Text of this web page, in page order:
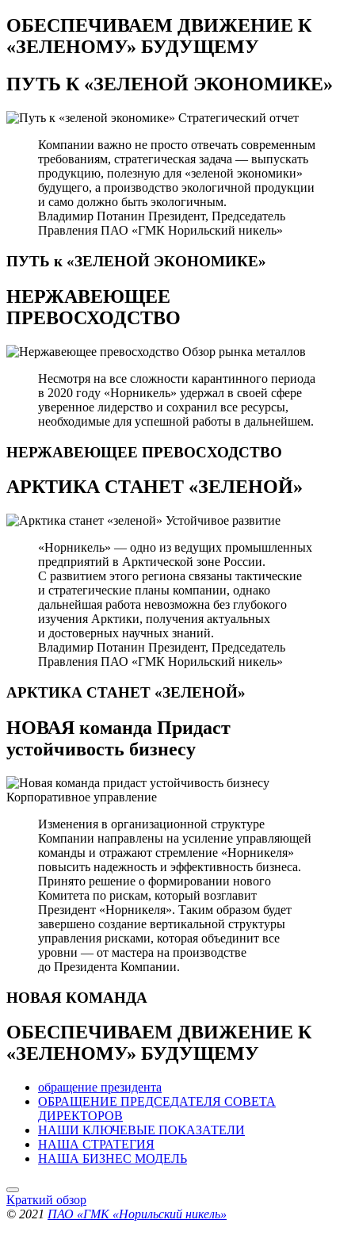
ОБЕСПЕЧИВАЕМ ДВИЖЕНИЕ К
«ЗЕЛЕНОМУ» БУДУЩЕМУ
ПУТЬ К«ЗЕЛЕНОЙ ЭКОНОМИКЕ»
Стратегический отчет
Компании важно не просто отвечать современным
требованиям, стратегическая задача — выпускать
продукцию, полезную для «зеленой экономики»
будущего, а производство экологичной продукции
и само должно быть экологичным.
Владимир Потанин Президент, Председатель
Правления ПАО «ГМК Норильский никель»
ПУТЬ к «ЗЕЛЕНОЙ ЭКОНОМИКЕ»
НЕРЖАВЕЮЩЕЕ
ПРЕВОСХОДСТВО
Обзор рынка металлов
Несмотря на все сложности карантинного периода
в 2020 году «Норникель» удержал в своей сфере
уверенное лидерство и сохранил все ресурсы,
необходимые для успешной работы в дальнейшем.
НЕРЖАВЕЮЩЕЕ ПРЕВОСХОДСТВО
АРКТИКА СТАНЕТ «ЗЕЛЕНОЙ»
Устойчивое развитие
«Норникель» — одно из ведущих промышленных
предприятий в Арктической зоне России.
С развитием этого региона связаны тактические
и стратегические планы компании, однако
дальнейшая работа невозможна без глубокого
изучения Арктики, получения актуальных
и достоверных научных знаний.
Владимир Потанин Президент, Председатель
Правления ПАО «ГМК Норильский никель»
АРКТИКА СТАНЕТ «ЗЕЛЕНОЙ»
НОВАЯ команда Придаст
устойчивость бизнесу
Корпоративное управление
Изменения в организационной структуре
Компании направлены на усиление управляющей
команды и отражают стремление «Норникеля»
повысить надежность и эффективность бизнеса.
Принято решение о формировании нового
Комитета по рискам, который возглавит
Президент «Норникеля». Таким образом будет
завершено создание вертикальной структуры
управления рисками, которая объединит все
уровни — от мастера на производстве
до Президента Компании.
НОВАЯ КОМАНДА
ОБЕСПЕЧИВАЕМ ДВИЖЕНИЕ К
«ЗЕЛЕНОМУ» БУДУЩЕМУ
обращение президента
ОБРАЩЕНИЕ ПРЕДСЕДАТЕЛЯ СОВЕТА
ДИРЕКТОРОВ
НАШИ КЛЮЧЕВЫЕ ПОКАЗАТЕЛИ
НАША СТРАТЕГИЯ
НАША БИЗНЕС МОДЕЛЬ
Краткий обзор
© 2021 ПАО «ГМК «Норильский никель»